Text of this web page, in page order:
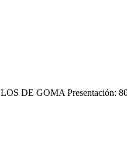
DE GOMA Presentación: